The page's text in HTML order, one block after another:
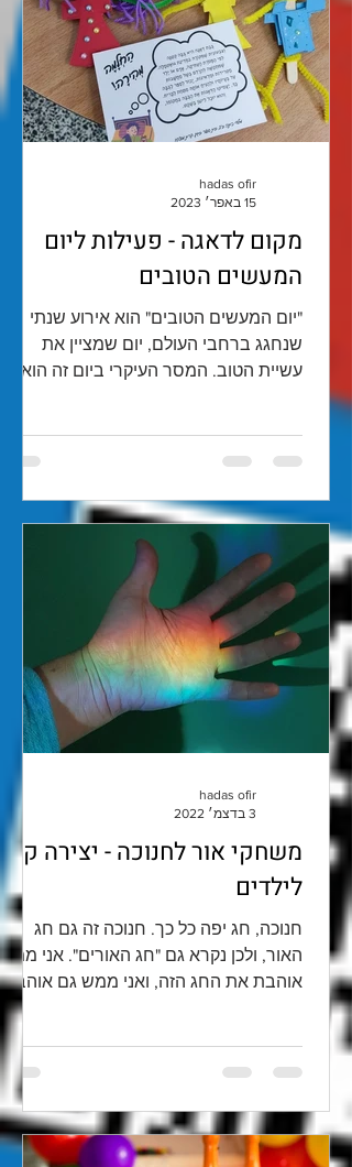
מקום לדאגה - פעילות ליום
המעשים הטובים
"יום המעשים הטובים" הוא אירוע שנתי
שנחגג ברחבי העולם, יום שמציין את
עשיית הטוב. המסר העיקרי ביום זה הוא
hadas ofir
15 באפר׳ 2023
משחקי אור לחנוכה - יצירה
לילדים
חנוכה, חג יפה כל כך. חנוכה זה גם חג
האור, ולכן נקרא גם "חג האורים". אני ממש
אוהבת את החג הזה, ואני ממש גם אוהבת
hadas ofir
3 בדצמ׳ 2022